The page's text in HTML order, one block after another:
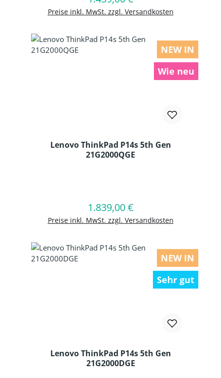
Preise inkl. MwSt. zzgl. Versandkosten
NEW IN
Wie neu
Lenovo ThinkPad P14s 5th Gen
21G2000QGE
Regulärer Preis:
1.839,00 €
Preise inkl. MwSt. zzgl. Versandkosten
In den Warenkorb
NEW IN
Sehr gut
Lenovo ThinkPad P14s 5th Gen
21G2000DGE